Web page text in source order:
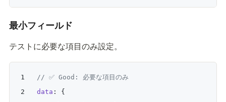
最小フィールド
テストに必要な項目のみ設定。
// ✅ Good: 必要な項目のみ
data : {